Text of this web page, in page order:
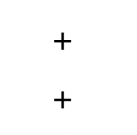
+
+